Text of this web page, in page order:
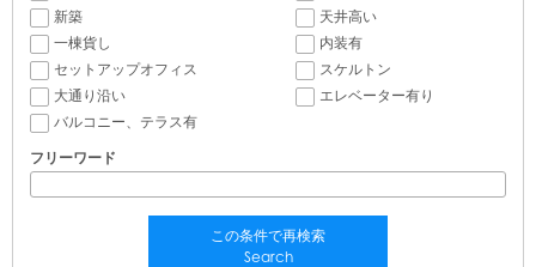
新築
天井高い
一棟貨し
内装有
セットアップオフィス
スケルトン
大通り沿い
エレベーター有り
バルコニー、テラス有
フリーワード
この条件で再検索
Search